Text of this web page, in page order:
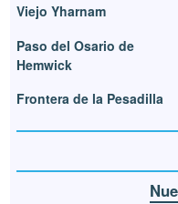
Viejo Yharnam
Paso del Osario de
Hemwick
Frontera de la Pesadilla